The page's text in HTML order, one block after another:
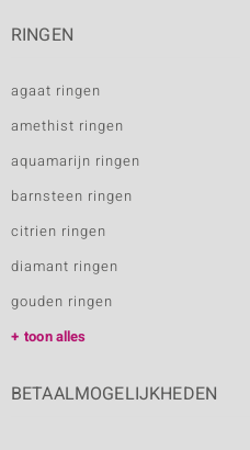
RINGEN
agaat ringen
amethist ringen
aquamarijn ringen
barnsteen ringen
citrien ringen
diamant ringen
gouden ringen
toon alles
BETAALMOGELIJKHEDEN